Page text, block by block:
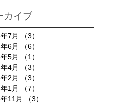
カイブ
7月 （3）
6月
（6）
5月
（1）
4月
（3）
2月
（3）
1月
（7）
11月
（3）